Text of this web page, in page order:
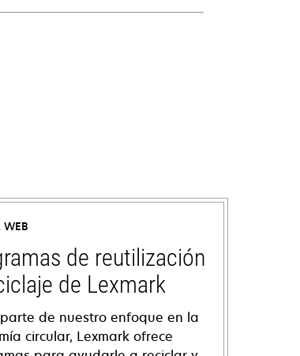
WEB
de reutilización
de Lexmark
de nuestro enfoque en la
circular, Lexmark ofrece